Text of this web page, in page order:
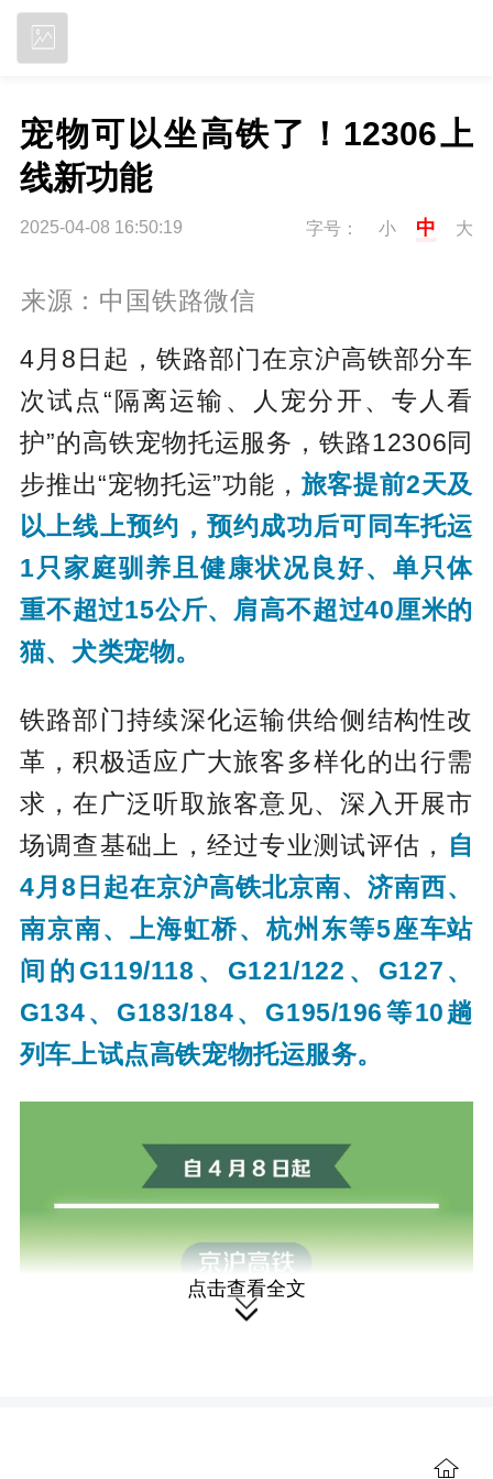
宠物可以坐高铁了！12306上
线新功能
2025-04-08 16:50:19 字号： 小 中 大
来源：中国铁路微信
4月8日起，铁路部门在京沪高铁部分车
次试点“隔离运输、人宠分开、专人看
护”的高铁宠物托运服务，铁路12306同
步推出“宠物托运”功能， 旅客提前2天及
以上线上预约，预约成功后可同车托运
1只家庭驯养且健康状况良好、单只体
重不超过15公斤、肩高不超过40厘米的
猫、犬类宠物。
铁路部门持续深化运输供给侧结构性改
革，积极适应广大旅客多样化的出行需
求，在广泛听取旅客意见、深入开展市
场调查基础上，经过专业测试评估， 自
4月8日起在京沪高铁北京南、济南西、
南京南、上海虹桥、杭州东等5座车站
间的G119/118、G121/122、G127、
G134、G183/184、G195/196等10趟
列车上试点高铁宠物托运服务。
点击查看全文
